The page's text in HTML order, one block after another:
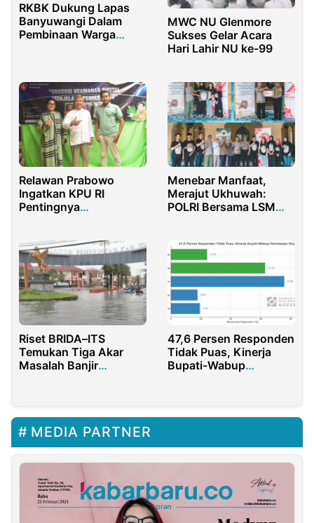
RKBK Dukung Lapas
Banyuwangi Dalam
Pembinaan Warga
MWC NU Glenmore
Sukses Gelar Acara
Hari Lahir NU ke-99
Relawan Prabowo
Ingatkan KPU RI
Pentingnya
Menebar Manfaat,
Merajut Ukhuwah:
POLRI Bersama LSM
Gunungkidul
Riset BRIDA–ITS
Temukan Tiga Akar
Masalah Banjir
47,6 Persen Responden
Tidak Puas, Kinerja
Bupati-Wabup
MEDIA PARTNER